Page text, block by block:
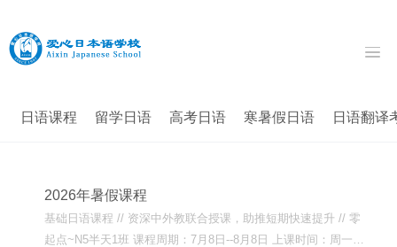
日语课程 留学日语 高考日语 寒暑假日语 日语翻译
2026年暑假课程
基础日语课程 // 资深中外教联合授课，助推短期快速提升 // 零
起点~N5半天1班 课程周期：7月8日--8月8日 上课时间：周一到